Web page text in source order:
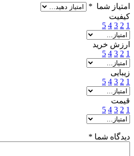
امتیاز شما *
کیفیت
1
2
3
4
5
ارزش خرید
1
2
3
4
5
زیبایی
1
2
3
4
5
قیمت
1
2
3
4
5
دیدگاه شما *